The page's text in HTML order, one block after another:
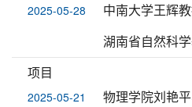
2025-05-28
中南大学王辉
湖南省自然科
项目
2025-05-21
物理学院刘艳